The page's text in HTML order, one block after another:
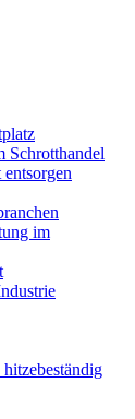
Schrotthandel
im